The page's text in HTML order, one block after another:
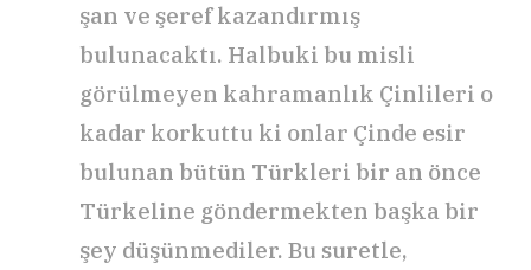
şan ve şeref kazandırmış
bulunacaktı. Halbuki bu misli
görülmeyen kahramanlık Çinlileri o
kadar korkuttu ki onlar Çinde esir
bulunan bütün Türkleri bir an önce
Türkeline göndermekten başka bir
şey düşünmediler. Bu suretle,